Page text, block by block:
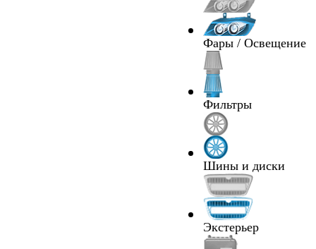
Фары / Освещение
Фильтры
Шины и диски
Экстерьер